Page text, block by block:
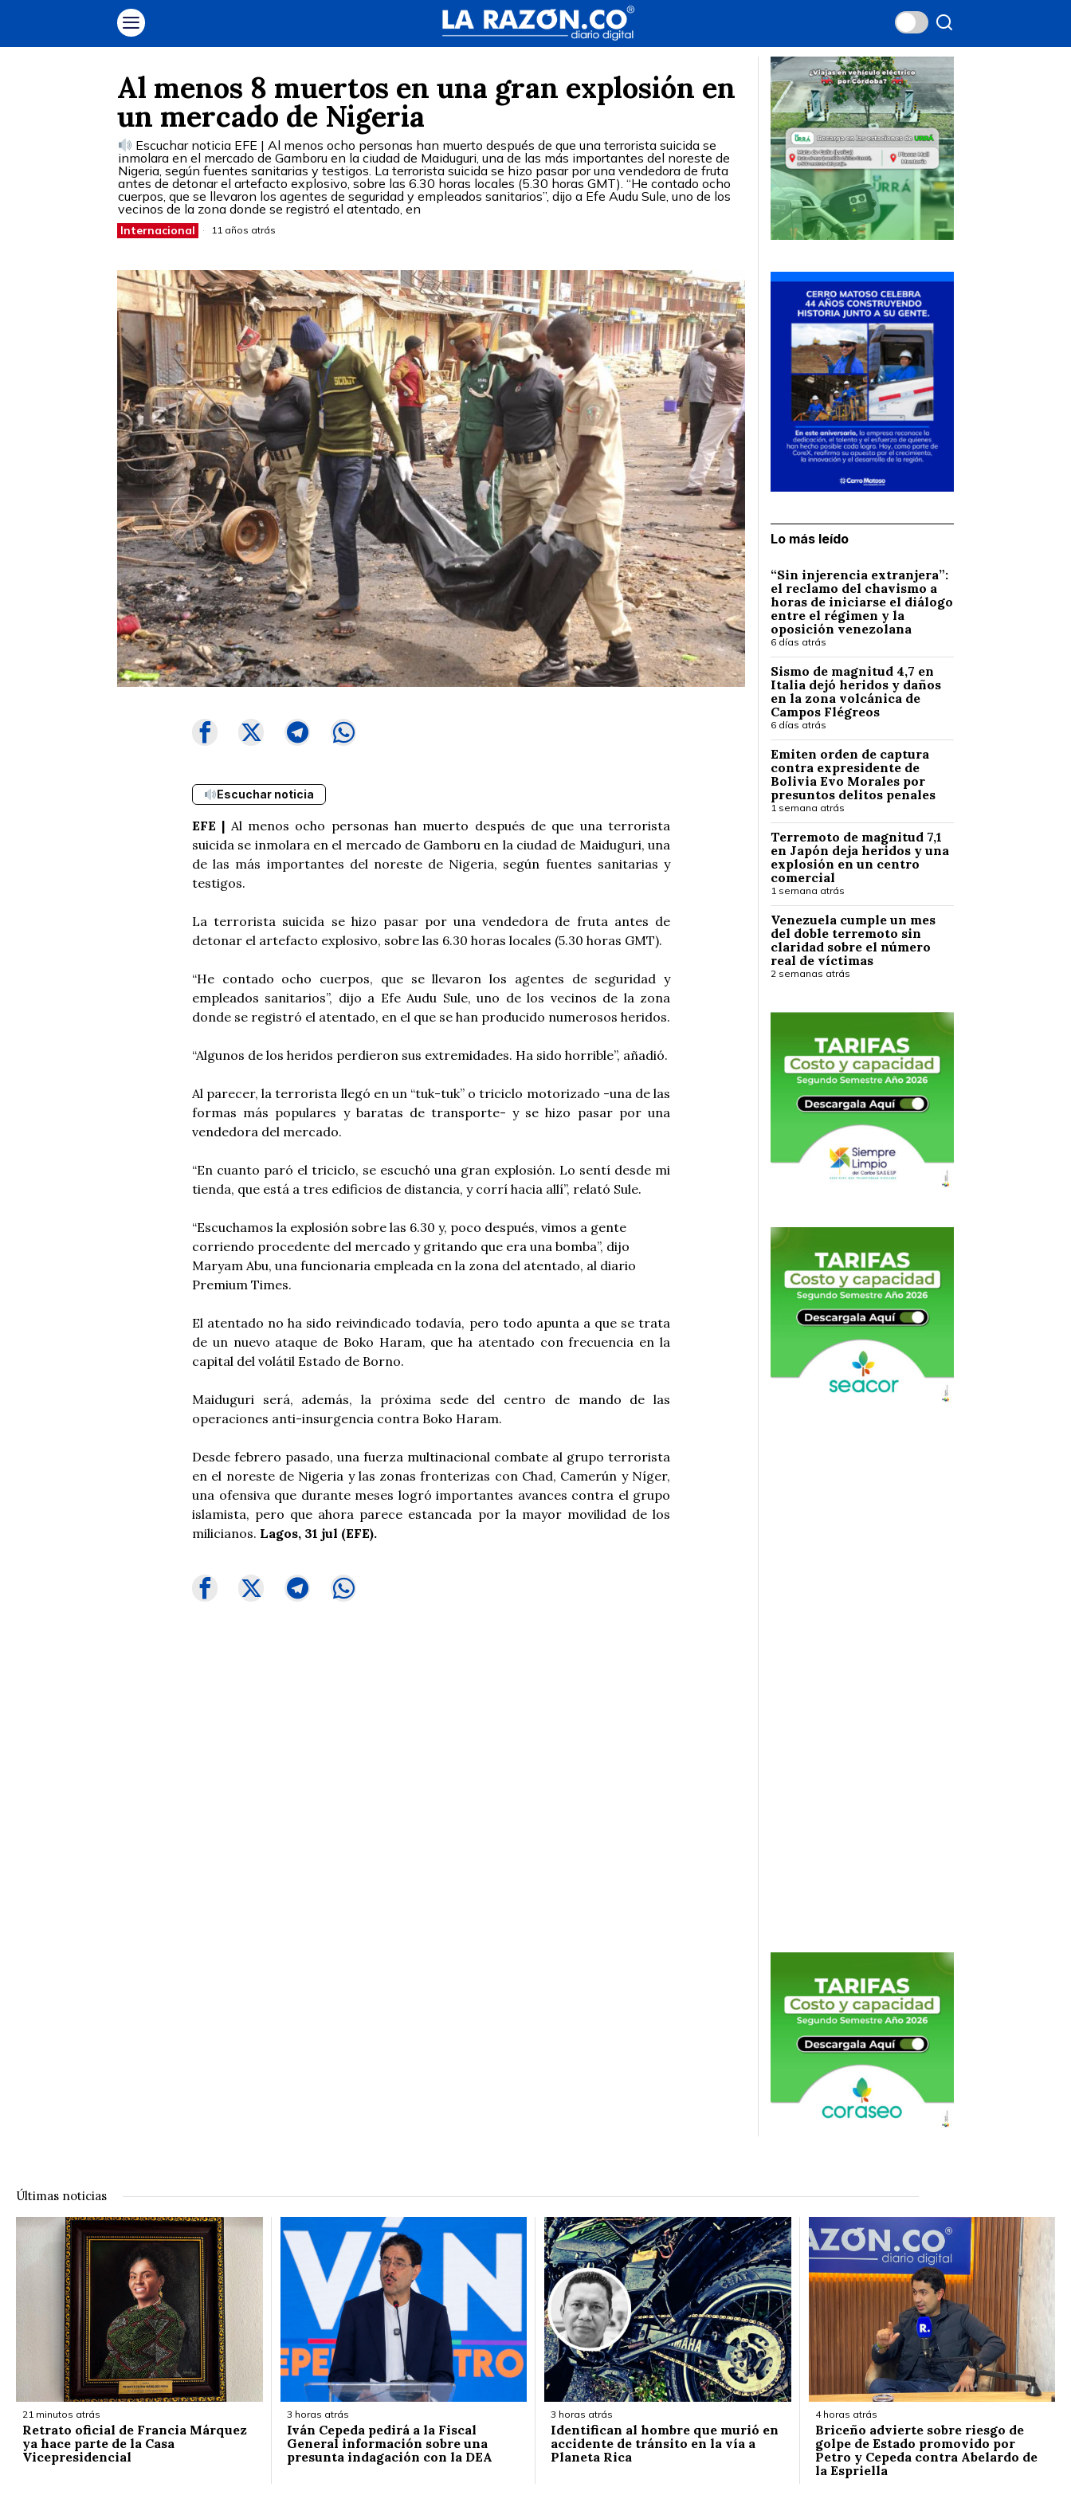
Al menos 8 muertos en una gran explosión en
un mercado de Nigeria
Escuchar noticia EFE | Al menos ocho personas han muerto después de que una terrorista suicida se
inmolara en el mercado de Gamboru en la ciudad de Maiduguri, una de las más importantes del noreste de
Nigeria, según fuentes sanitarias y testigos. La terrorista suicida se hizo pasar por una vendedora de fruta
antes de detonar el artefacto explosivo, sobre las 6.30 horas locales (5.30 horas GMT). “He contado ocho
cuerpos, que se llevaron los agentes de seguridad y empleados sanitarios”, dijo a Efe Audu Sule, uno de los
vecinos de la zona donde se registró el atentado, en
Internacional 11 años atrás
Escuchar noticia
EFE | Al menos ocho personas han muerto después de que una terrorista
suicida se inmolara en el mercado de Gamboru en la ciudad de Maiduguri, una
de las más importantes del noreste de Nigeria, según fuentes sanitarias y
testigos.
La terrorista suicida se hizo pasar por una vendedora de fruta antes de
detonar el artefacto explosivo, sobre las 6.30 horas locales (5.30 horas GMT).
“He contado ocho cuerpos, que se llevaron los agentes de seguridad y
empleados sanitarios”, dijo a Efe Audu Sule, uno de los vecinos de la zona
donde se registró el atentado, en el que se han producido numerosos heridos.
“Algunos de los heridos perdieron sus extremidades. Ha sido horrible”, añadió.
Al parecer, la terrorista llegó en un “tuk-tuk” o triciclo motorizado -una de las
formas más populares y baratas de transporte- y se hizo pasar por una
vendedora del mercado.
“En cuanto paró el triciclo, se escuchó una gran explosión. Lo sentí desde mi
tienda, que está a tres edificios de distancia, y corrí hacia allí”, relató Sule.
“Escuchamos la explosión sobre las 6.30 y, poco después, vimos a gente
corriendo procedente del mercado y gritando que era una bomba”, dijo
Maryam Abu, una funcionaria empleada en la zona del atentado, al diario
Premium Times.
El atentado no ha sido reivindicado todavía, pero todo apunta a que se trata
de un nuevo ataque de Boko Haram, que ha atentado con frecuencia en la
capital del volátil Estado de Borno.
Maiduguri será, además, la próxima sede del centro de mando de las
operaciones anti-insurgencia contra Boko Haram.
Desde febrero pasado, una fuerza multinacional combate al grupo terrorista
en el noreste de Nigeria y las zonas fronterizas con Chad, Camerún y Níger,
una ofensiva que durante meses logró importantes avances contra el grupo
islamista, pero que ahora parece estancada por la mayor movilidad de los
milicianos. Lagos, 31 jul (EFE).
Lo más leído
“Sin injerencia extranjera”:
el reclamo del chavismo a
horas de iniciarse el diálogo
entre el régimen y la
oposición venezolana
6 días atrás
Sismo de magnitud 4,7 en
Italia dejó heridos y daños
en la zona volcánica de
Campos Flégreos
6 días atrás
Emiten orden de captura
contra expresidente de
Bolivia Evo Morales por
presuntos delitos penales
1 semana atrás
Terremoto de magnitud 7,1
en Japón deja heridos y una
explosión en un centro
comercial
1 semana atrás
Venezuela cumple un mes
del doble terremoto sin
claridad sobre el número
real de víctimas
2 semanas atrás
Últimas noticias
21 minutos atrás
Retrato oficial de Francia Márquez
ya hace parte de la Casa
Vicepresidencial
3 horas atrás
Iván Cepeda pedirá a la Fiscal
General información sobre una
presunta indagación con la DEA
3 horas atrás
Identifican al hombre que murió en
accidente de tránsito en la vía a
Planeta Rica
4 horas atrás
Briceño advierte sobre riesgo de
golpe de Estado promovido por
Petro y Cepeda contra Abelardo de
la Espriella